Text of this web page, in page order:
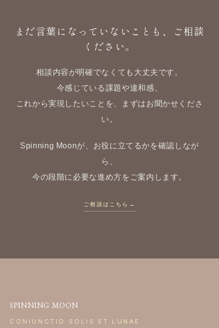
まだ言葉になっていないことも、ご相談
ください。
相談内容が明確でなくても大丈夫です。
今感じている課題や違和感、
これから実現したいことを、まずはお聞かせくださ
い。
Spinning Moonが、お役に立てるかを確認しなが
ら、
今の段階に必要な進め方をご案内します。
ご相談はこちら →
SPINNING MOON
CONIUNCTIO SOLIS ET LUNAE